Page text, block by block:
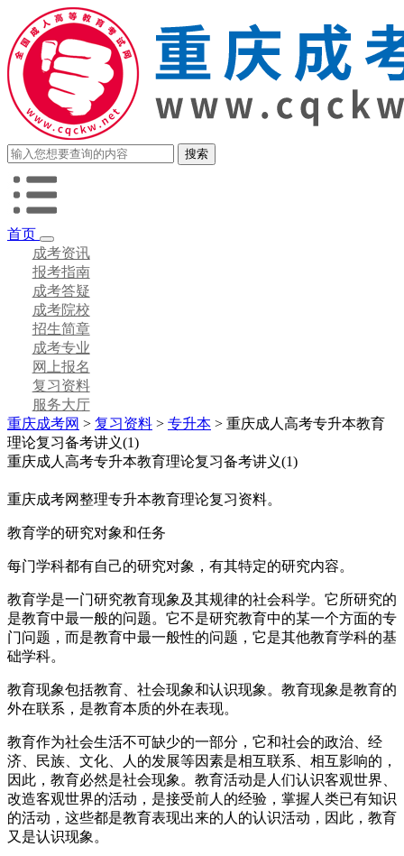
首页
成考资讯
报考指南
成考答疑
成考院校
招生简章
成考专业
网上报名
复习资料
服务大厅
重庆成考网 > 复习资料 > 专升本 > 重庆成人高考专升本教育
理论复习备考讲义(1)
重庆成人高考专升本教育理论复习备考讲义(1)
重庆成考网整理专升本教育理论复习资料。
教育学的研究对象和任务
每门学科都有自己的研究对象，有其特定的研究内容。
教育学是一门研究教育现象及其规律的社会科学。它所研究的
是教育中最一般的问题。它不是研究教育中的某一个方面的专
门问题，而是教育中最一般性的问题，它是其他教育学科的基
础学科。
教育现象包括教育、社会现象和认识现象。教育现象是教育的
外在联系，是教育本质的外在表现。
教育作为社会生活不可缺少的一部分，它和社会的政治、经
济、民族、文化、人的发展等因素是相互联系、相互影响的，
因此，教育必然是社会现象。教育活动是人们认识客观世界、
改造客观世界的活动，是接受前人的经验，掌握人类已有知识
的活动，这些都是教育表现出来的人的认识活动，因此，教育
又是认识现象。